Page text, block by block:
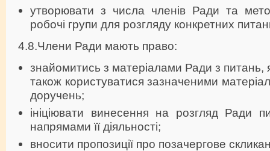
утворювати з числа членів Ради та
робочі групи для розгляду конкретних
4.8.Члени Ради мають право:
знайомитись з матеріалами Ради з питань,
також користуватися зазначеними
доручень;
ініціювати винесення на розгляд Ради
напрямами її діяльності;
вносити пропозиції про позачергове